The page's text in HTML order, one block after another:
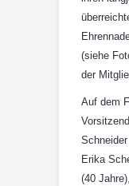
(siehe
der
Auf dem
Erika
(40